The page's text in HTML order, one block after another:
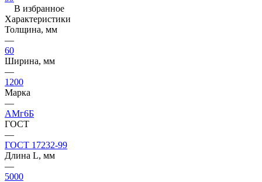
В избранное
Характеристики
Толщина, мм
—
60
Ширина, мм
—
1200
Марка
—
АМг6Б
ГОСТ
—
ГОСТ 17232-99
Длина L, мм
—
5000